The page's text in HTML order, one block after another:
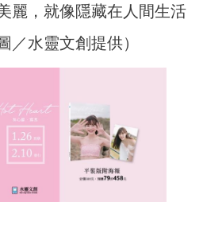
麗，就像隱藏在人間生活
／水靈文創提供）